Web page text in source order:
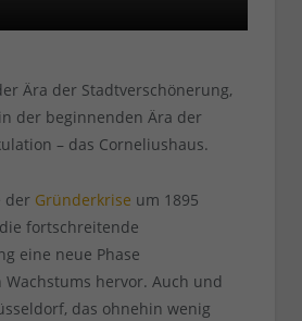
Ära der Stadtverschönerung,
der beginnenden Ära der
– das Corneliushaus.
der Gründerkrise um 1895
fortschreitende
eine neue Phase
hervor. Auch und
das ohnehin wenig